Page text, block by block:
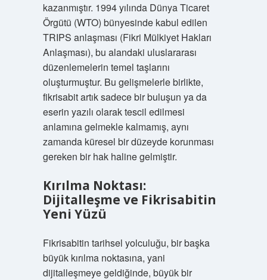
kazanmıştır. 1994 yılında Dünya Ticaret
Örgütü (WTO) bünyesinde kabul edilen
TRIPS anlaşması (Fikri Mülkiyet Hakları
Anlaşması), bu alandaki uluslararası
düzenlemelerin temel taşlarını
oluşturmuştur. Bu gelişmelerle birlikte,
fikrisabit artık sadece bir buluşun ya da
eserin yazılı olarak tescil edilmesi
anlamına gelmekle kalmamış, aynı
zamanda küresel bir düzeyde korunması
gereken bir hak haline gelmiştir.
Kırılma Noktası:
Dijitalleşme ve Fikrisabitin
Yeni Yüzü
Fikrisabitin tarihsel yolculuğu, bir başka
büyük kırılma noktasına, yani
dijitalleşmeye geldiğinde, büyük bir